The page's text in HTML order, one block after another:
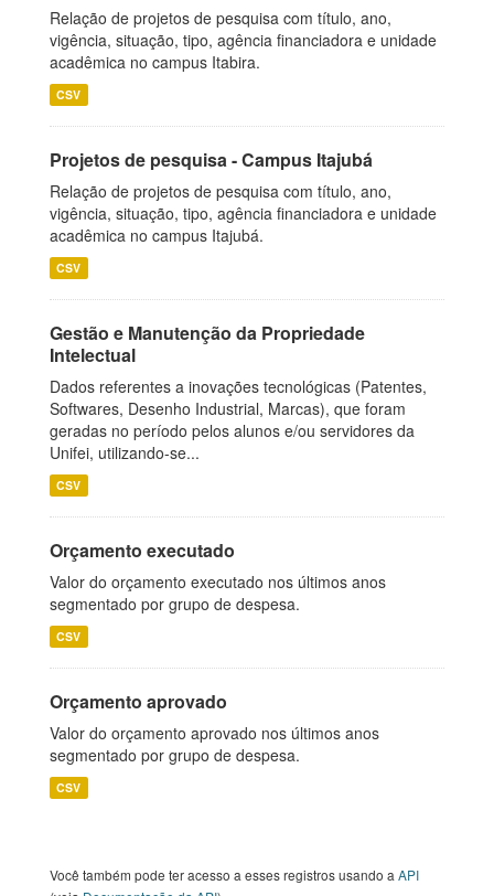
Relação de projetos de pesquisa com título, ano,
vigência, situação, tipo, agência financiadora e unidade
acadêmica no campus Itabira.
CSV
Projetos de pesquisa - Campus Itajubá
Relação de projetos de pesquisa com título, ano,
vigência, situação, tipo, agência financiadora e unidade
acadêmica no campus Itajubá.
CSV
Gestão e Manutenção da Propriedade
Intelectual
Dados referentes a inovações tecnológicas (Patentes,
Softwares, Desenho Industrial, Marcas), que foram
geradas no período pelos alunos e/ou servidores da
Unifei, utilizando-se...
CSV
Orçamento executado
Valor do orçamento executado nos últimos anos
segmentado por grupo de despesa.
CSV
Orçamento aprovado
Valor do orçamento aprovado nos últimos anos
segmentado por grupo de despesa.
CSV
Você também pode ter acesso a esses registros usando a API